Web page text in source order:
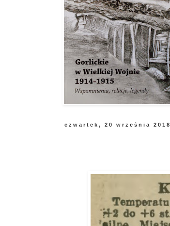
czwartek, 20 września 2018